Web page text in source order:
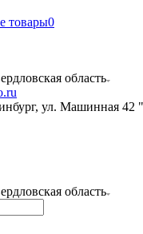
товары0
область
ул. Машинная
область